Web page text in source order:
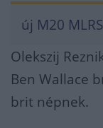
új M20
Olekszij
Ben Wallace
brit népnek.